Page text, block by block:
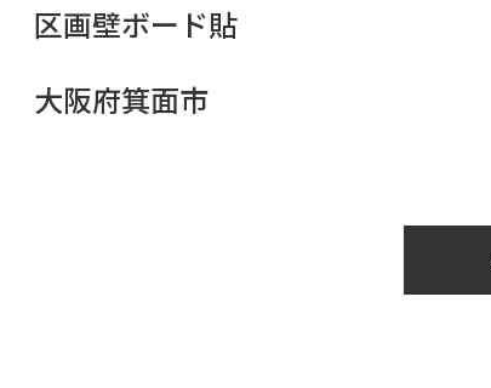
区画壁ボード貼
大阪府箕面市